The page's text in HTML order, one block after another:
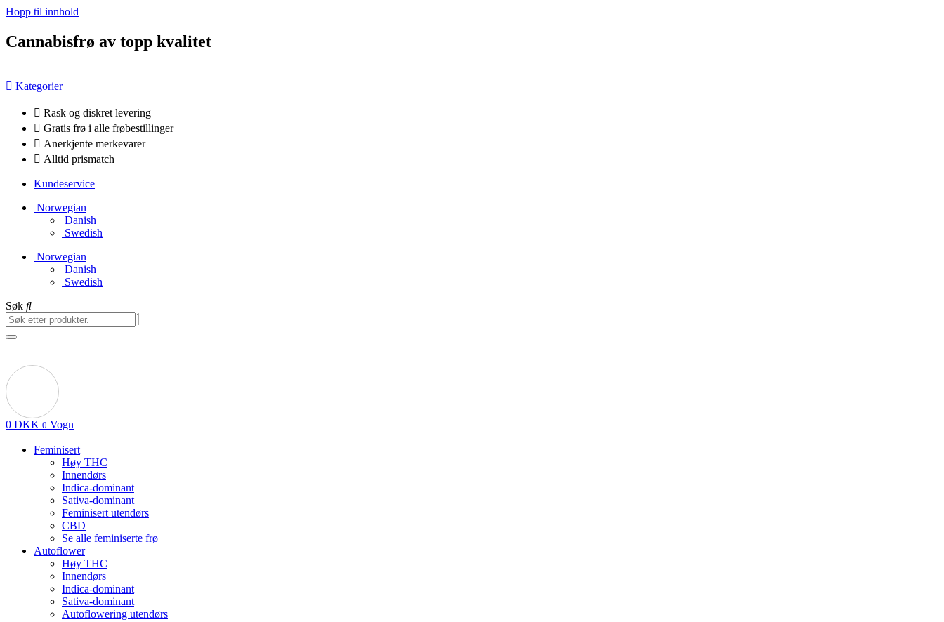
Hopp til innhold
Cannabisfrø av topp kvalitet
Kategorier
Rask og diskret levering
Gratis frø i alle frøbestillinger
Anerkjente merkevarer
Alltid prismatch
Kundeservice
Norwegian
Danish
Swedish
Norwegian
Danish
Swedish
Søk
0 DKK 0 Vogn
Feminisert
Høy THC
Innendørs
Indica-dominant
Sativa-dominant
Feminisert utendørs
CBD
Se alle feminiserte frø
Autoflower
Høy THC
Innendørs
Indica-dominant
Sativa-dominant
Autoflowering utendørs